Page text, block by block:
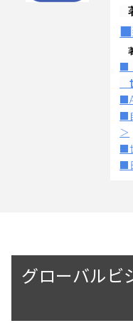
■
■
■
＞
■
■
グローバルビ